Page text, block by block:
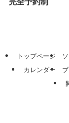
トップページ
カレンダー